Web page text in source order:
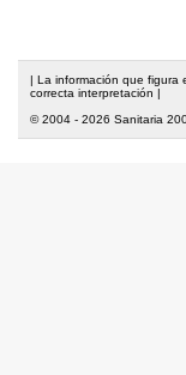
| La información que figura
correcta interpretación |
© 2004 - 2026 Sanitaria